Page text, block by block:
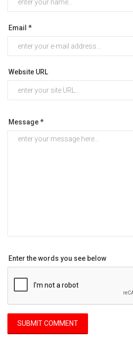
Email *
Website URL
Message *
Enter the words you see below